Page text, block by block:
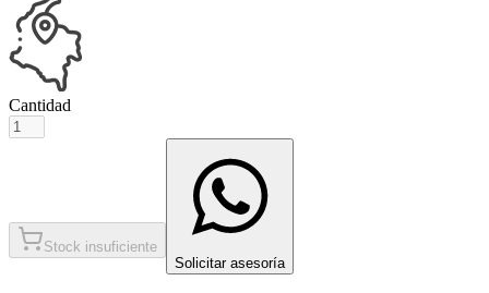
Cantidad
Stock insuficiente
Solicitar asesoría